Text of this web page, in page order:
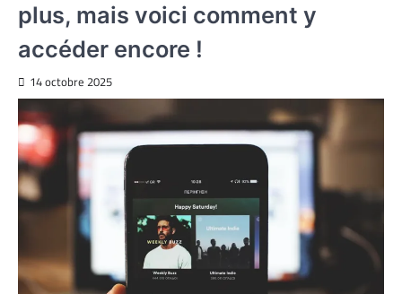
plus, mais voici comment y
accéder encore !
14 octobre 2025